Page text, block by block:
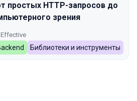
простых HTTP-запросов до
зрения
Effective
Библиотеки и инструменты